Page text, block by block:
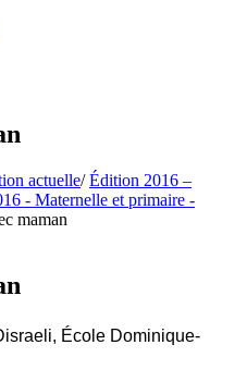
actuelle/ Édition 2016 –
- Maternelle et primaire -
maman
École Dominique-